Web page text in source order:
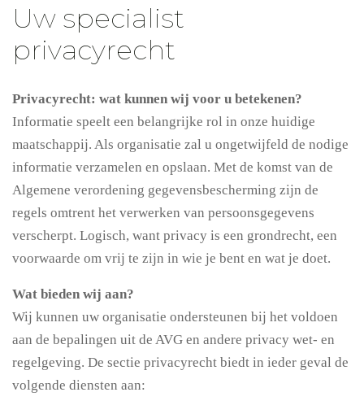
Uw specialist
privacyrecht
Privacyrecht: wat kunnen wij voor u betekenen?
Informatie speelt een belangrijke rol in onze huidige
maatschappij. Als organisatie zal u ongetwijfeld de nodige
informatie verzamelen en opslaan. Met de komst van de
Algemene verordening gegevensbescherming zijn de
regels omtrent het verwerken van persoonsgegevens
verscherpt. Logisch, want privacy is een grondrecht, een
voorwaarde om vrij te zijn in wie je bent en wat je doet.
Wat bieden wij aan?
Wij kunnen uw organisatie ondersteunen bij het voldoen
aan de bepalingen uit de AVG en andere privacy wet- en
regelgeving. De sectie privacyrecht biedt in ieder geval de
volgende diensten aan: